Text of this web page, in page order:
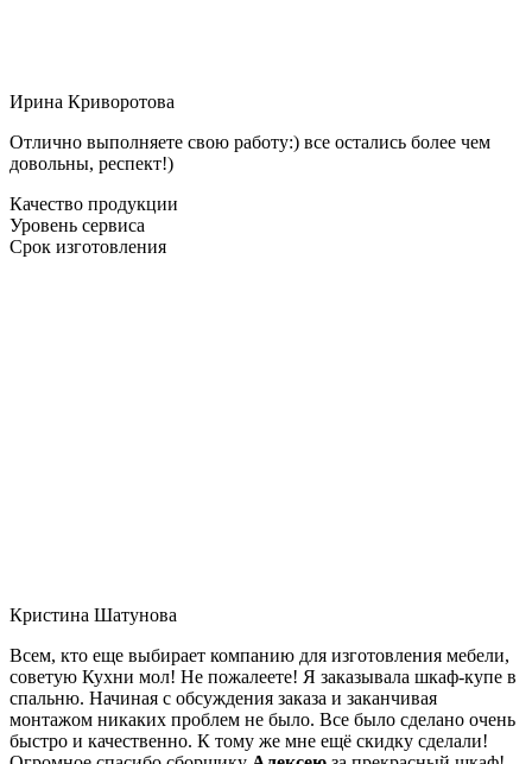
Ирина Криворотова
Отлично выполняете свою работу:) все остались более чем
довольны, респект!)
Качество продукции
Уровень сервиса
Срок изготовления
Кристина Шатунова
Всем, кто еще выбирает компанию для изготовления мебели,
советую Кухни мол! Не пожалеете! Я заказывала шкаф-купе в
спальню. Начиная с обсуждения заказа и заканчивая
монтажом никаких проблем не было. Все было сделано очень
быстро и качественно. К тому же мне ещё скидку сделали!